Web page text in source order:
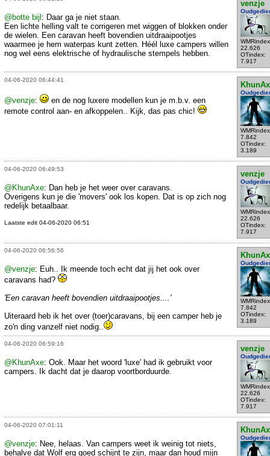
venzje
22.626
OTindex:
7.917
@botte bijl: Daar ga je niet staan.
Een lichte helling valt te corrigeren met wiggen of blokken onder
de wielen. Een caravan heeft bovendien uitdraaipootjes
waarmee je hem waterpas kunt zetten. Héél luxe campers willen
nog wel eens elektrische of hydraulische stempels hebben.
04-06-2020 06:44:41
7.842
OTindex:
3.189
@venzje:
en de nog luxere modellen kun je m.b.v. een
remote control aan- en afkoppelen.. Kijk, das pas chic!
04-06-2020 06:49:53
venzje
22.626
OTindex:
7.917
@KhunAxe: Dan heb je het weer over caravans.
Overigens kun je die 'movers' ook los kopen. Dat is op zich nog
redelijk betaalbaar.
Laatste edit 04-06-2020 06:51
04-06-2020 06:56:56
7.842
OTindex:
3.189
@venzje: Euh.. Ik meende toch echt dat jij het ook over
caravans had?
'Een caravan heeft bovendien uitdraaipootjes....'
Uiteraard heb ik het over (toer)caravans, bij een camper heb je
zo'n ding vanzelf niet nodig..
04-06-2020 06:59:16
venzje
22.626
OTindex:
7.917
@KhunAxe: Ook. Maar het woord 'luxe' had ik gebruikt voor
campers. Ik dacht dat je daarop voortborduurde.
04-06-2020 07:01:11
@venzje: Nee, helaas. Van campers weet ik weinig tot niets,
behalve dat Wolf erg goed schijnt te zijn, maar dan houd mijn